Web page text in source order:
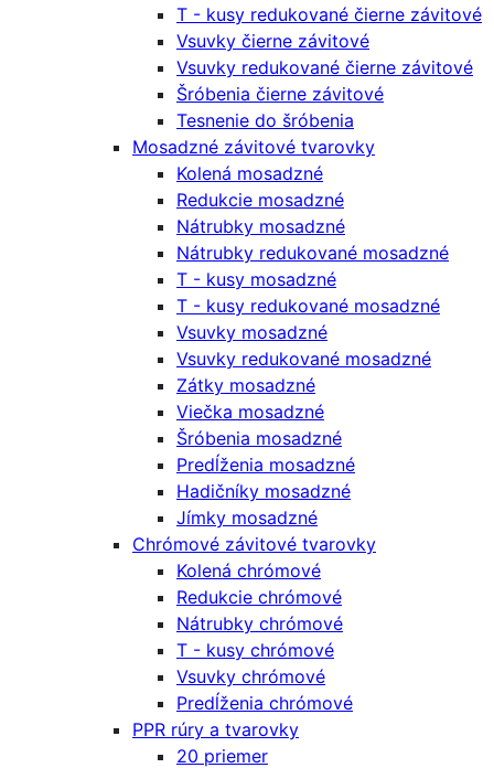
T - kusy redukované čierne závitové
Vsuvky čierne závitové
Vsuvky redukované čierne závitové
Šróbenia čierne závitové
Tesnenie do šróbenia
Mosadzné závitové tvarovky
Kolená mosadzné
Redukcie mosadzné
Nátrubky mosadzné
Nátrubky redukované mosadzné
T - kusy mosadzné
T - kusy redukované mosadzné
Vsuvky mosadzné
Vsuvky redukované mosadzné
Zátky mosadzné
Viečka mosadzné
Šróbenia mosadzné
Predĺženia mosadzné
Hadičníky mosadzné
Jímky mosadzné
Chrómové závitové tvarovky
Kolená chrómové
Redukcie chrómové
Nátrubky chrómové
T - kusy chrómové
Vsuvky chrómové
Predĺženia chrómové
PPR rúry a tvarovky
20 priemer